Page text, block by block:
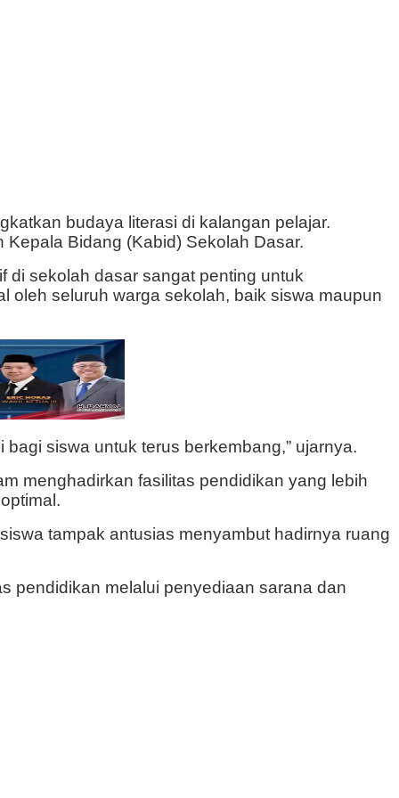
budaya literasi di kalangan pelajar.
Bidang (Kabid) Sekolah Dasar.
di sekolah dasar sangat penting untuk
oleh seluruh warga sekolah, baik siswa maupun
siswa untuk terus berkembang,” ujarnya.
menghadirkan fasilitas pendidikan yang lebih
tampak antusias menyambut hadirnya ruang
pendidikan melalui penyediaan sarana dan